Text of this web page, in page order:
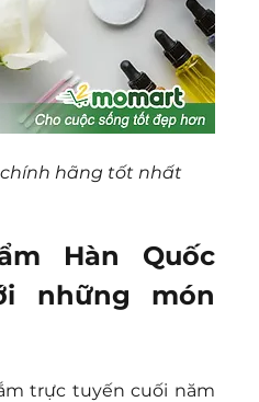
hãng tốt nhất
Hàn Quốc
những món
trực tuyến cuối năm